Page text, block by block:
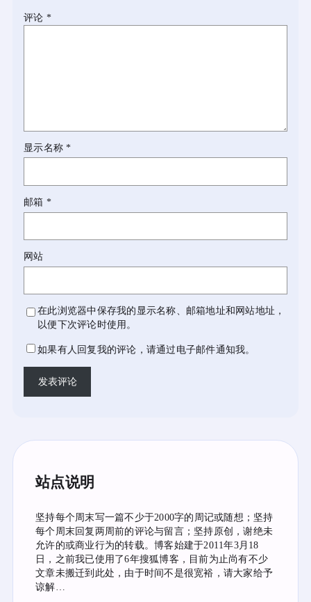
评论 *
显示名称*
邮箱 *
网站
在此浏览器中保存我的显示名称、邮箱地址和网站地址，
以便下次评论时使用。
如果有人回复我的评论，请通过电子邮件通知我。
站点说明
坚持每个周末写一篇不少于2000字的周记或随想；坚持
每个周末回复两周前的评论与留言；坚持原创，谢绝未
允许的或商业行为的转载。博客始建于2011年3月18
日，之前我已使用了6年搜狐博客，目前为止尚有不少
文章未搬迁到此处，由于时间不是很宽裕，请大家给予
谅解…